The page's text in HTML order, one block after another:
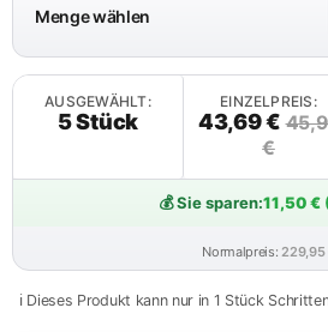
Menge wählen
AUSGEWÄHLT:
5 Stück
EINZELPREIS:
43,69 €
€
💰 Sie sparen:11,50 €
Normalpreis:229,95
ℹ️ Dieses Produkt kann nur in 1 Stück